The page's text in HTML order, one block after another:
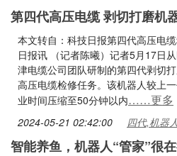
第四代高压电缆 剥切打磨机
本文转自：科技日报第四代高压电
日报讯 （记者陈曦）记者5月17日
津电缆公司团队研制的第四代剥切
高压电缆检修任务。该机器人较上
业时间压缩至50分钟以内……更多
2024-05-21 02:42:00 四代,机器
智能养鱼，机器人“管家”很